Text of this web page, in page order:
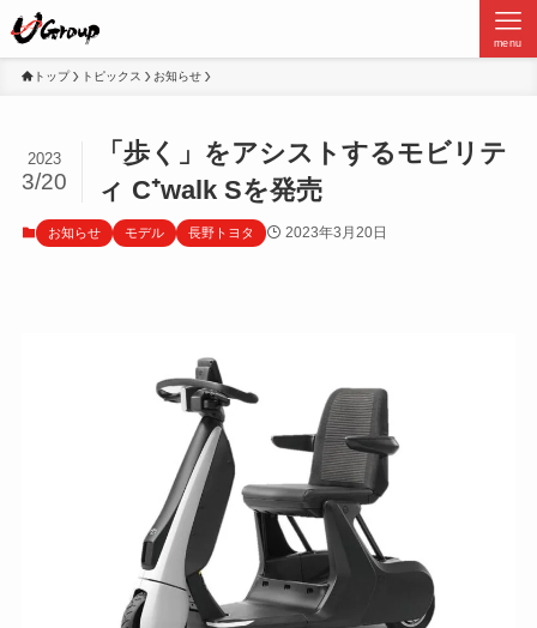
menu
トップ トピックス お知らせ
「歩く」をアシストするモビリテ
ィ C⁺walk Sを発売
2023
3/20
お知らせ モデル 長野トヨタ 2023年3月20日